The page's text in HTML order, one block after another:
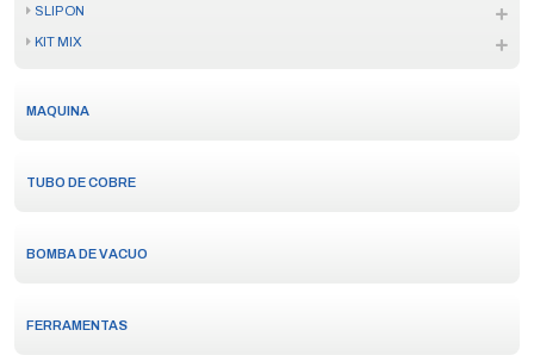
SLIP ON
KIT MIX
MAQUINA
TUBO DE COBRE
BOMBA DE VACUO
FERRAMENTAS